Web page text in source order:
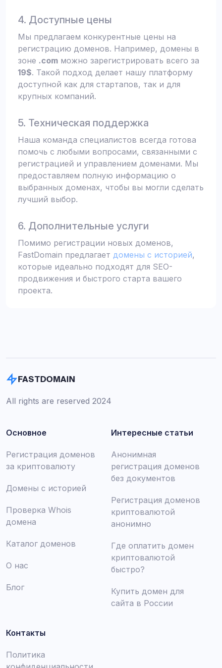
4. Доступные цены
Мы предлагаем конкурентные цены на
регистрацию доменов. Например, домены в
зоне .com можно зарегистрировать всего за
19$. Такой подход делает нашу платформу
доступной как для стартапов, так и для
крупных компаний.
5. Техническая поддержка
Наша команда специалистов всегда готова
помочь с любыми вопросами, связанными с
регистрацией и управлением доменами. Мы
предоставляем полную информацию о
выбранных доменах, чтобы вы могли сделать
лучший выбор.
6. Дополнительные услуги
Помимо регистрации новых доменов,
FastDomain предлагает домены с историей,
которые идеально подходят для SEO-
продвижения и быстрого старта вашего
проекта.
FASTDOMAIN
All rights are reserved 2024
Основное
Регистрация доменов
за криптовалюту
Домены с историей
Проверка Whois
домена
Каталог доменов
О нас
Блог
Интересные статьи
Анонимная
регистрация доменов
без документов
Регистрация доменов
криптовалютой
анонимно
Где оплатить домен
криптовалютой
быстро?
Купить домен для
сайта в России
Контакты
Политика